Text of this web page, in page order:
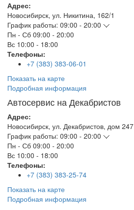
Адрес:
Новосибирск, ул. Никитина, 162/1
График работы: 09:00 - 20:00
Пн - Сб 09:00 - 20:00
Вс 10:00 - 18:00
Телефоны:
+7 (383) 383-06-01
Показать на карте
Подробная информация
Автосервис на Декабристов
Адрес:
Новосибирск, ул. Декабристов, дом 247
График работы: 09:00 - 20:00
Пн - Сб 09:00 - 20:00
Вс 10:00 - 18:00
Телефоны:
+7 (383) 383-25-74
Показать на карте
Подробная информация